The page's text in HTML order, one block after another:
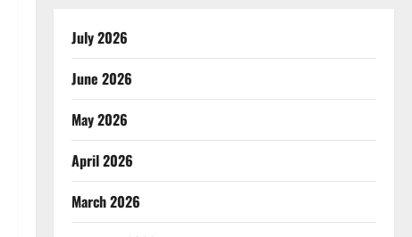
July 2026
June 2026
May 2026
April 2026
March 2026